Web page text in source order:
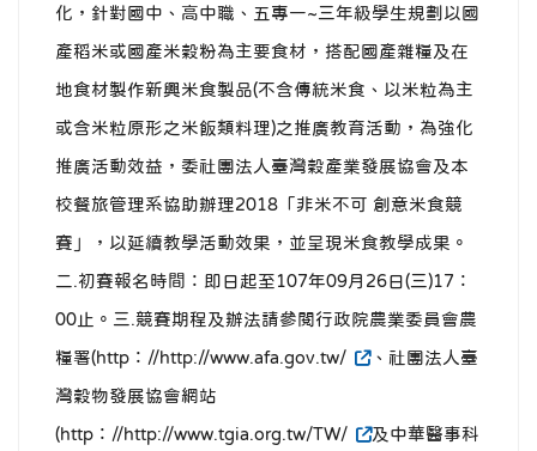
化，針對國中、高中職、五專一~三年級學生規劃以國
產稻米或國產米穀粉為主要食材，搭配國產雜糧及在
地食材製作新興米食製品(不含傳統米食、以米粒為主
或含米粒原形之米飯類料理)之推廣教育活動，為強化
推廣活動效益，委社團法人臺灣穀產業發展協會及本
校餐旅管理系協助辦理2018「非米不可 創意米食競
賽」，以延續教學活動效果，並呈現米食教學成果。
二.初賽報名時間：即日起至107年09月26日(三)17：
00止。三.競賽期程及辦法請參閱行政院農業委員會農
糧署(http：//http://www.afa.gov.tw/ 、社團法人臺
灣穀物發展協會網站
(http：//http://www.tgia.org.tw/TW/ 及中華醫事科